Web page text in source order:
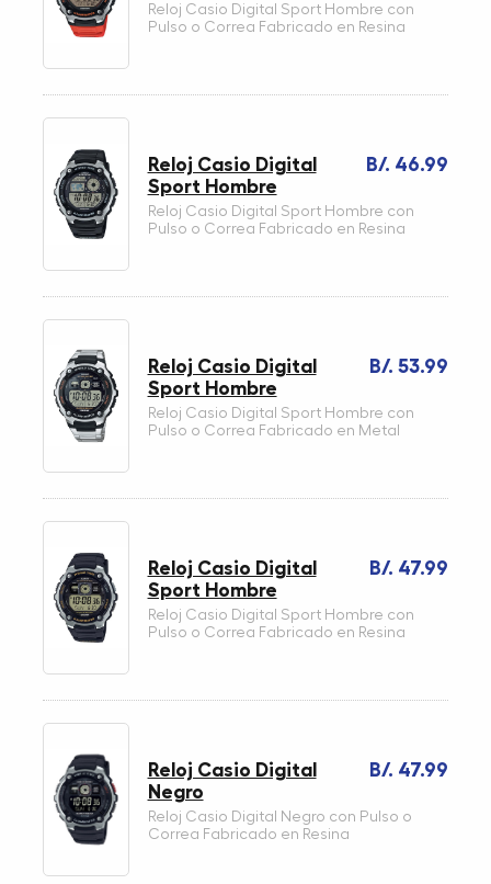
Reloj Casio Digital Sport Hombre con
Pulso o Correa Fabricado en Resina
B/. 46.99
Reloj Casio Digital
Sport Hombre
Reloj Casio Digital Sport Hombre con
Pulso o Correa Fabricado en Resina
B/. 53.99
Reloj Casio Digital
Sport Hombre
Reloj Casio Digital Sport Hombre con
Pulso o Correa Fabricado en Metal
B/. 47.99
Reloj Casio Digital
Sport Hombre
Reloj Casio Digital Sport Hombre con
Pulso o Correa Fabricado en Resina
B/. 47.99
Reloj Casio Digital
Negro
Reloj Casio Digital Negro con Pulso o
Correa Fabricado en Resina